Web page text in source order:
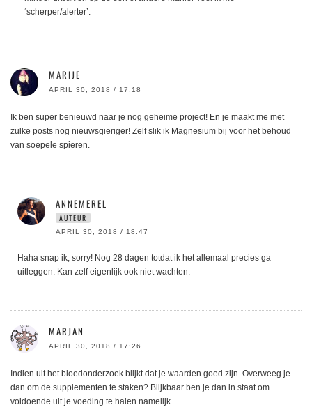
‘scherper/alerter’.
MARIJE
APRIL 30, 2018 / 17:18
Ik ben super benieuwd naar je nog geheime project! En je maakt me met
zulke posts nog nieuwsgieriger! Zelf slik ik Magnesium bij voor het behoud
van soepele spieren.
ANNEMEREL
AUTEUR
APRIL 30, 2018 / 18:47
Haha snap ik, sorry! Nog 28 dagen totdat ik het allemaal precies ga
uitleggen. Kan zelf eigenlijk ook niet wachten.
MARJAN
APRIL 30, 2018 / 17:26
Indien uit het bloedonderzoek blijkt dat je waarden goed zijn. Overweeg je
dan om de supplementen te staken? Blijkbaar ben je dan in staat om
voldoende uit je voeding te halen namelijk.